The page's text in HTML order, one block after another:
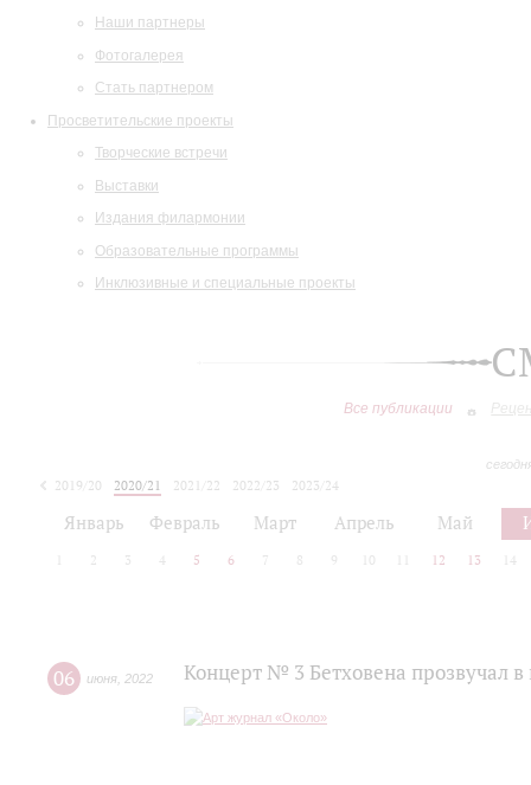
Наши партнеры
Фотогалерея
Стать партнером
Просветительские проекты
Творческие встречи
Выставки
Издания филармонии
Образовательные программы
Инклюзивные и специальные проекты
Все публикации
2019/20 2020/21 2021/22 2022/23
2023/24
Январь Февраль Март Апрель Май
2 3 4 5 6 7 8 9 10 12 13 14
06 июня 2022 Концерт № 3 Бетховена прозвучал